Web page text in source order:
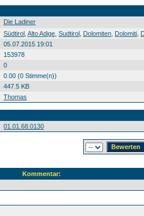
Die Ladiner
Südtirol Alto Adige Sudtirol Dolomiten Dolomiti
05.07.2015 19:01
153978
0
0.00 (0 Stimme(n))
447.5 KB
Thomas
01.01.68.0130
Kommentar: